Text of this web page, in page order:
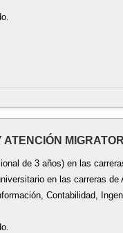
de 3 años) en las
en las carreras de
Contabilidad,